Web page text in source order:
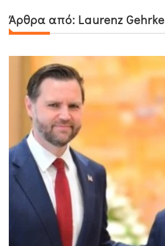
Άρθρα από: Laurenz Gehrke